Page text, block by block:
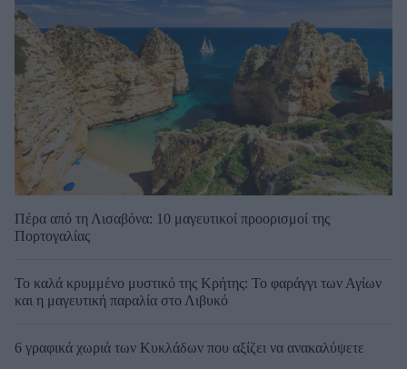
Πέρα από τη Λισαβόνα: 10 μαγευτικοί προορισμοί της
Πορτογαλίας
Το καλά κρυμμένο μυστικό της Κρήτης: Το φαράγγι των Αγίων
και η μαγευτική παραλία στο Λιβυκό
6 γραφικά χωριά των Κυκλάδων που αξίζει να ανακαλύψετε